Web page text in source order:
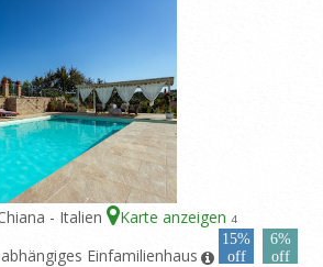
- Italien Karte anzeigen 4
15%
off
6%
off
Einfamilienhaus